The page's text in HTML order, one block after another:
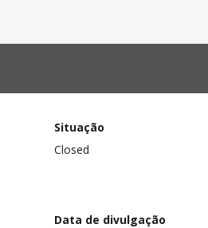
Situação
Closed
Data de divulgação